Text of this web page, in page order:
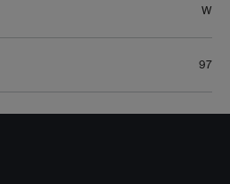
W
97